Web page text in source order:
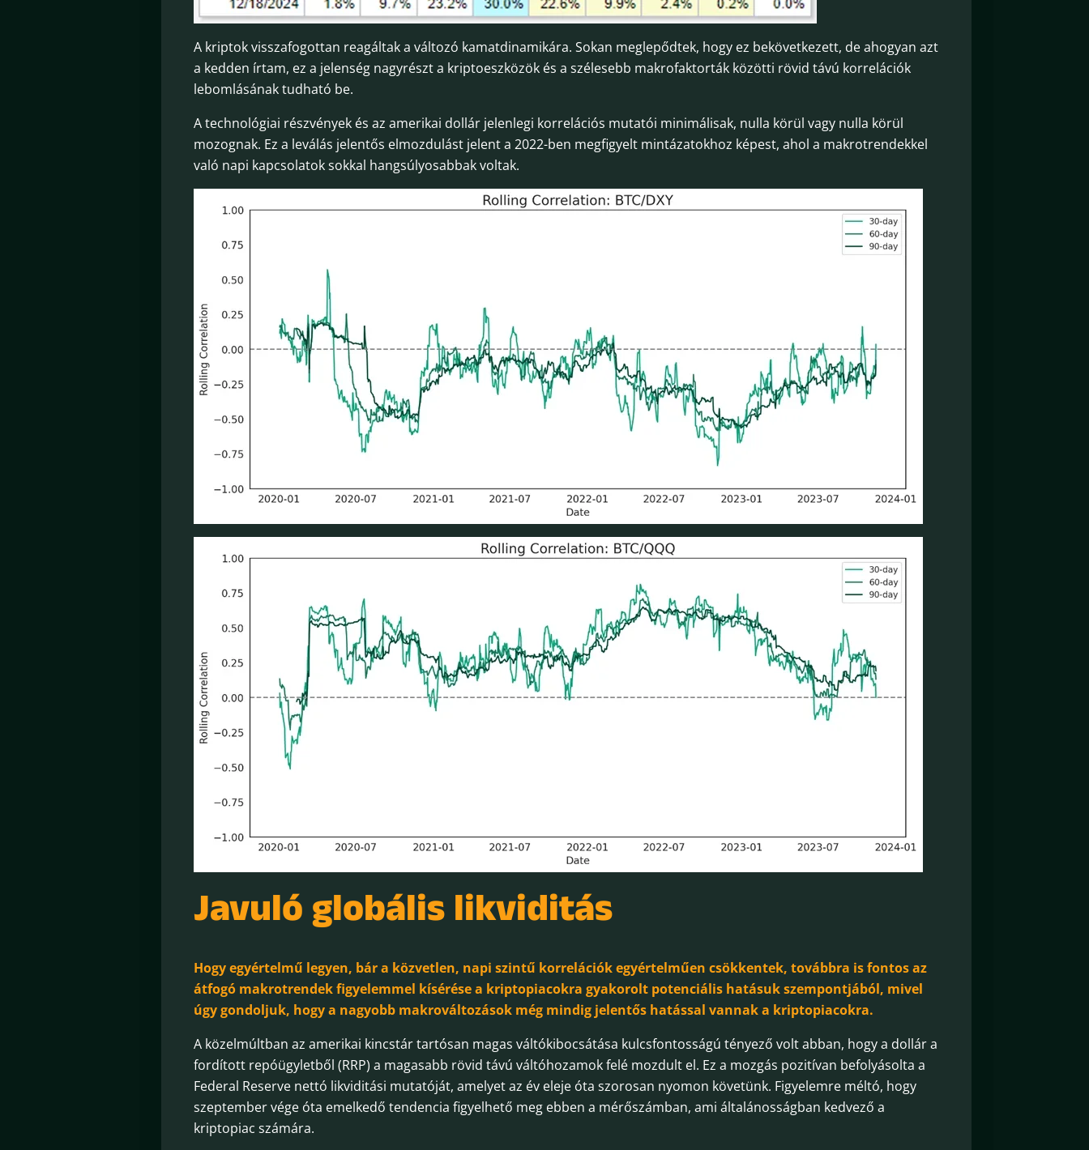
A kriptok visszafogottan reagáltak a változó kamatdinamikára. Sokan meglepődtek, hogy ez bekövetkezett, de ahogyan azt
a kedden írtam, ez a jelenség nagyrészt a kriptoeszközök és a szélesebb makrofaktorták közötti rövid távú korrelációk
lebomlásának tudható be.
A technológiai részvények és az amerikai dollár jelenlegi korrelációs mutatói minimálisak, nulla körül vagy nulla körül
mozognak. Ez a leválás jelentős elmozdulást jelent a 2022-ben megfigyelt mintázatokhoz képest, ahol a makrotrendekkel
való napi kapcsolatok sokkal hangsúlyosabbak voltak.
Javuló globális likviditás
Hogy egyértelmű legyen, bár a közvetlen, napi szintű korrelációk egyértelműen csökkentek, továbbra is fontos az
átfogó makrotrendek figyelemmel kísérése a kriptopiacokra gyakorolt potenciális hatásuk szempontjából, mivel
úgy gondoljuk, hogy a nagyobb makrováltozások még mindig jelentős hatással vannak a kriptopiacokra.
A közelmúltban az amerikai kincstár tartósan magas váltókibocsátása kulcsfontosságú tényező volt abban, hogy a dollár a
fordított repóügyletből (RRP) a magasabb rövid távú váltóhozamok felé mozdult el. Ez a mozgás pozitívan befolyásolta a
Federal Reserve nettó likviditási mutatóját, amelyet az év eleje óta szorosan nyomon követünk. Figyelemre méltó, hogy
szeptember vége óta emelkedő tendencia figyelhető meg ebben a mérőszámban, ami általánosságban kedvező a
kriptopiac számára.